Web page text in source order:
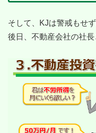
そして、KJは警戒もせ
後日、不動産会社の社長